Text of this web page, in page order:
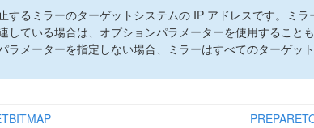
するミラーのターゲットシステムの IP アドレスです。ミラ
している場合は、オプションパラメーターを使用すること
ラメーターを指定しない場合、ミラーはすべてのターゲッ